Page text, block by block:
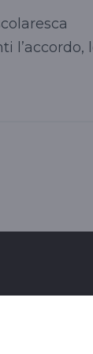
l’accordo,